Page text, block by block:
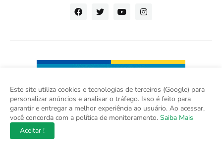
Este site utiliza cookies e tecnologias de terceiros (Google) para
personalizar anúncios e analisar o tráfego. Isso é feito para
garantir e entregar a melhor experiência ao usuário. Ao acessar,
você concorda com a política de monitoramento. Saiba Mais
Aceitar !